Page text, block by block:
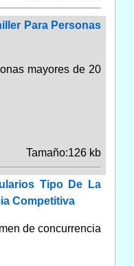
Para Personas
mayores de 20
Tamaño:126 kb
Tipo De La
Competitiva
de concurrencia